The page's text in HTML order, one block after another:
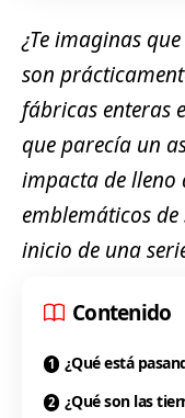
¿Te imaginas
son
fábricas enteras
que parecía un
impacta de lleno
emblemáticos
inicio de una
Contenido
¿Qué está
¿Qué son las